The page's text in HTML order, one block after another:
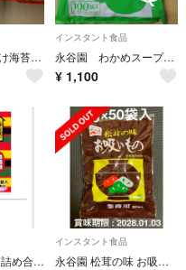
永谷園 お茶づけ海苔 さけ茶づけ インスタント食品
インスタント食品
永谷園 わかめスープ 業務用 100インスタント食品
¥ 1,100
永谷園 お茶づけ詰め合わせ 業務用 50袋入
インスタント食品
永谷園 松茸の味 お吸いもの 50袋入